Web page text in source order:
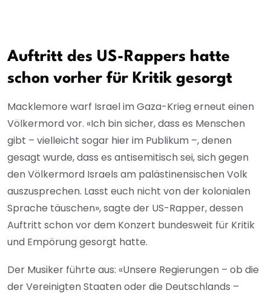
Auftritt des US-Rappers hatte
schon vorher für Kritik gesorgt
Macklemore warf Israel im Gaza-Krieg erneut einen
Völkermord vor. «Ich bin sicher, dass es Menschen
gibt – vielleicht sogar hier im Publikum –, denen
gesagt wurde, dass es antisemitisch sei, sich gegen
den Völkermord Israels am palästinensischen Volk
auszusprechen. Lasst euch nicht von der kolonialen
Sprache täuschen», sagte der US-Rapper, dessen
Auftritt schon vor dem Konzert bundesweit für Kritik
und Empörung gesorgt hatte.
Der Musiker führte aus: «Unsere Regierungen – ob die
der Vereinigten Staaten oder die Deutschlands –